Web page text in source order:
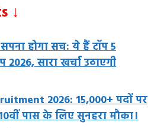
↓
होगा सच: ये हैं टॉप 5
सारा खर्चा उठाएगी
2026: 15,000+ पदों पर
पास के लिए सुनहरा मौका।